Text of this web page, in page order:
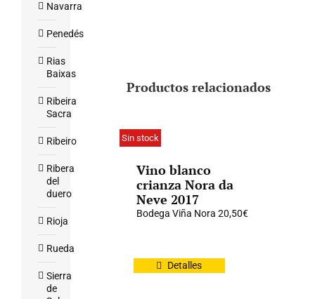
Productos relacionados
Sin stock
Vino blanco
crianza Nora da
Neve 2017
Bodega Viña Nora 20,50€
Detalles
Navarra
Penedés
Rias
Baixas
Ribeira
Sacra
Ribeiro
Ribera
del
duero
Rioja
Rueda
Sierra
de